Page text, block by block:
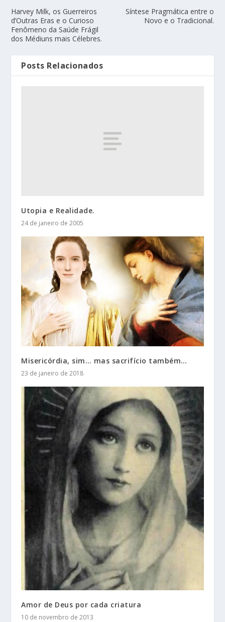
Harvey Milk, os Guerreiros
d’Outras Eras e o Curioso
Fenômeno da Saúde Frágil
dos Médiuns mais Célebres.
Síntese Pragmática entre o
Novo e o Tradicional.
Posts Relacionados
Utopia e Realidade.
24 de janeiro de 2005
Misericórdia, sim… mas sacrifício também…
23 de janeiro de 2018
Amor de Deus por cada criatura
10 de novembro de 2013